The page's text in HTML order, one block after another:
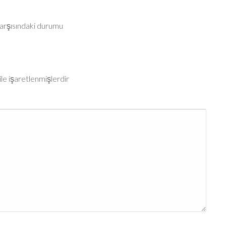
durumu
işaretlenmişlerdir